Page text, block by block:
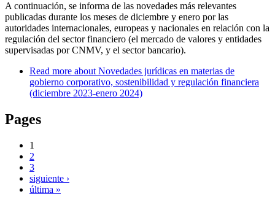
A continuación, se informa de las novedades más relevantes
publicadas durante los meses de diciembre y enero por las
autoridades internacionales, europeas y nacionales en relación con la
regulación del sector financiero (el mercado de valores y entidades
supervisadas por CNMV, y el sector bancario).
Read more about Novedades jurídicas en materias de
gobierno corporativo, sostenibilidad y regulación financiera
(diciembre 2023-enero 2024)
Pages
1
2
3
siguiente ›
última »